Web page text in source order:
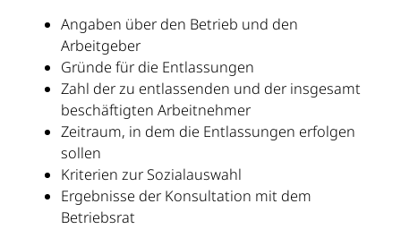
Angaben über den Betrieb und den
Arbeitgeber
Gründe für die Entlassungen
Zahl der zu entlassenden und der insgesamt
beschäftigten Arbeitnehmer
Zeitraum, in dem die Entlassungen erfolgen
sollen
Kriterien zur Sozialauswahl
Ergebnisse der Konsultation mit dem
Betriebsrat